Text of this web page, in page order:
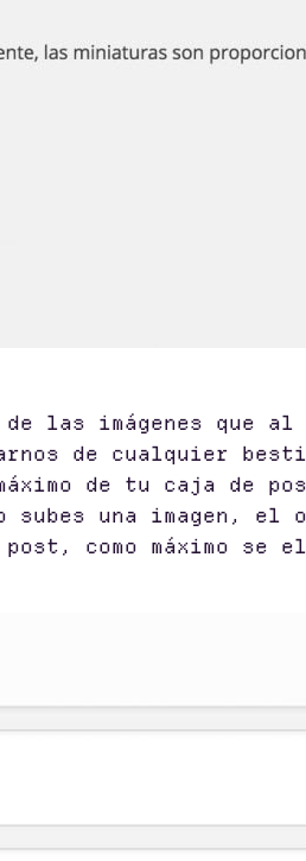
de las imágenes que
de cualquier
de tu caja de
subes una imagen,
como máximo se